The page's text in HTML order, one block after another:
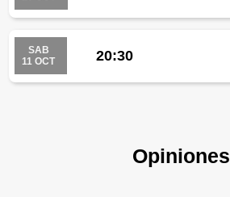
SAB
11 OCT
20:30
Opiniones